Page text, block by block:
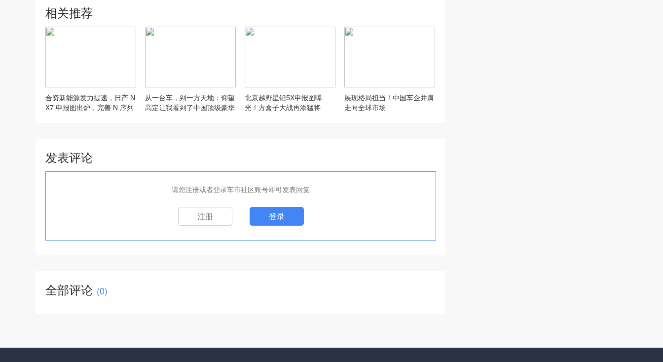
相关推荐
合资新能源发力提速，日产 N
X7 申报图出炉，完善 N 序列
从一台车，到一方天地：仰望
高定让我看到了中国顶级豪华
北京越野星钽5X申报图曝
光！方盒子大战再添猛将
展现格局担当！中国车企并肩
走向全球市场
发表评论
请您注册或者登录车市社区账号即可发表回复
注册 登录
全部评论 (0)